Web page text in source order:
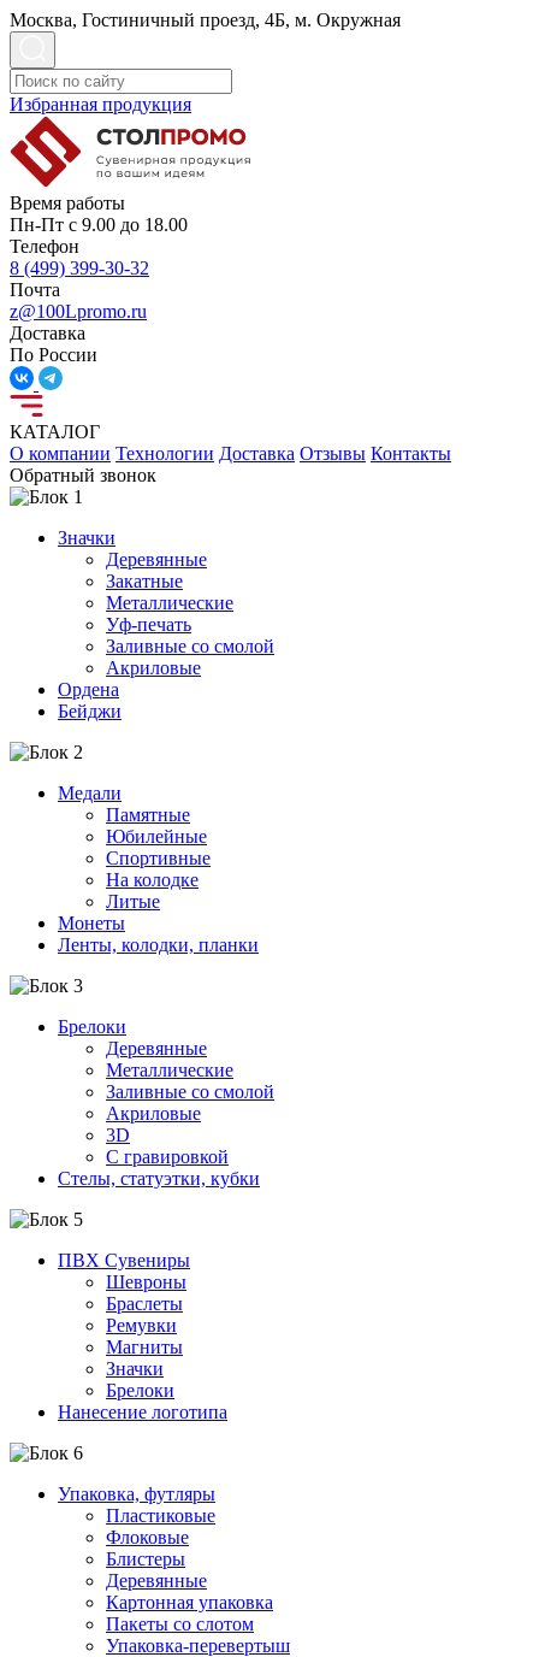
Москва, Гостиничный проезд, 4Б, м. Окружная
Избранная продукция
Время работы
Пн-Пт с 9.00 до 18.00
Телефон
8 (499) 399-30-32
Почта
z@100Lpromo.ru
Доставка
По России
КАТАЛОГ
О компании Технологии Доставка Отзывы Контакты
Обратный звонок
Значки
Деревянные
Закатные
Металлические
Уф-печать
Заливные со смолой
Акриловые
Ордена
Бейджи
Медали
Памятные
Юбилейные
Спортивные
На колодке
Литые
Монеты
Ленты, колодки, планки
Брелоки
Деревянные
Металлические
Заливные со смолой
Акриловые
3D
C гравировкой
Стелы, статуэтки, кубки
ПВХ Сувениры
Шевроны
Браслеты
Ремувки
Магниты
Значки
Брелоки
Нанесение логотипа
Упаковка, футляры
Пластиковые
Флоковые
Блистеры
Деревянные
Картонная упаковка
Пакеты со слотом
Упаковка-перевертыш